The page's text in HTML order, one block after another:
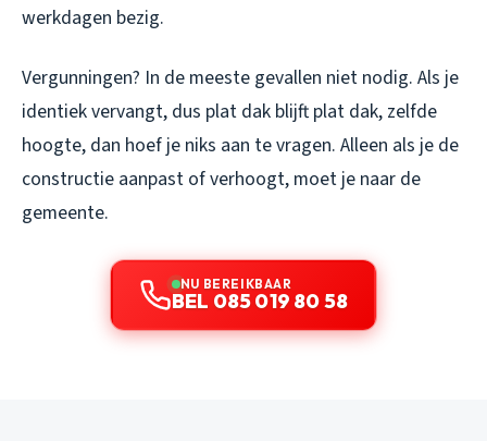
werkdagen bezig.
Vergunningen? In de meeste gevallen niet nodig. Als je
identiek vervangt, dus plat dak blijft plat dak, zelfde
hoogte, dan hoef je niks aan te vragen. Alleen als je de
constructie aanpast of verhoogt, moet je naar de
gemeente.
NU BEREIKBAAR
BEL 085 019 80 58